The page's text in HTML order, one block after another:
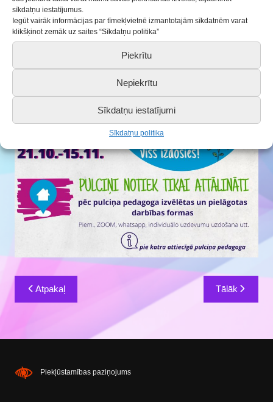
sīkdatņu iestatījumus.
Iegūt vairāk informācijas par tīmekļvietnē izmantotajām sīkdatnēm varat
klikšķinot zemāk uz saites “Sīkdatņu politika”
Piekrītu
Nepiekrītu
Sīkdatņu iestatījumi
Sīkdatņu politika
režīmā – sazināties ar konkrētā pulciņa
pedagogu.
Būsim pacietīgi un mums viss izdosies!
Ziņu
izvēlne
Atpakaļ Tālāk
Piekļūstamības paziņojums